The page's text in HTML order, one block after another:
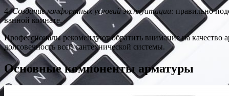
4.Создание комфортных условий эксплуатации: правильно
ванной комнате.
Профессионалы рекомендуют обратить внимание на качество
долговечность всей сантехнической системы.
Основные компоненты арматуры